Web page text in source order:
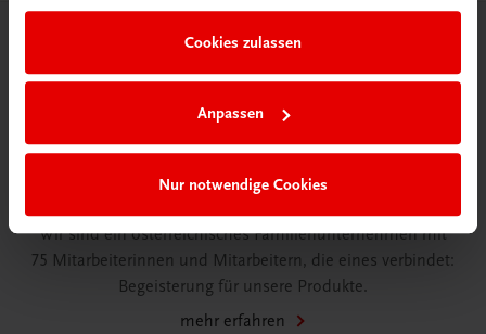
Cookies zulassen
Anpassen
Nur notwendige Cookies
Herzlich willkommen bei TRAUNER!
Wir sind ein österreichisches Familienunternehmen mit
75 Mitarbeiterinnen und Mitarbeitern, die eines verbindet:
Begeisterung für unsere Produkte.
mehr erfahren